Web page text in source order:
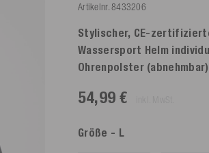
Artikelnr. 8433206
Stylischer, CE-
Wassersport Helm
Ohrenpolster
54,99 €
Größe - L